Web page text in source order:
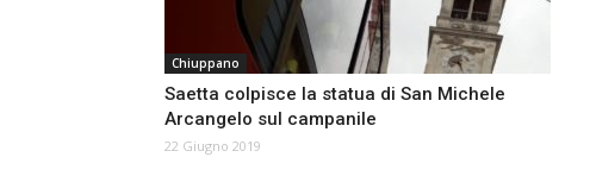
Chiuppano
Saetta colpisce la statua di San Michele
Arcangelo sul campanile
22 Giugno 2019